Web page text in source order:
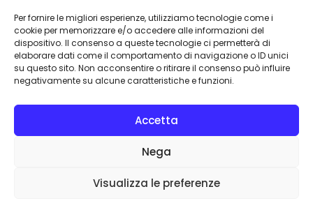
Per fornire le migliori esperienze, utilizziamo tecnologie come i
cookie per memorizzare e/o accedere alle informazioni del
dispositivo. Il consenso a queste tecnologie ci permetterà di
elaborare dati come il comportamento di navigazione o ID unici
su questo sito. Non acconsentire o ritirare il consenso può influire
negativamente su alcune caratteristiche e funzioni.
Accetta
Nega
Visualizza le preferenze
azzurrissimo.it
Il blog di riferimento per i tifosi del Napoli. News, interviste,
pagelle e calciomercato. Testata giornalistica registrata
al Tribunale di Napoli (n. 48 dell’08/10/2012). Direttore Luca
Perillo
INFO
Contattaci